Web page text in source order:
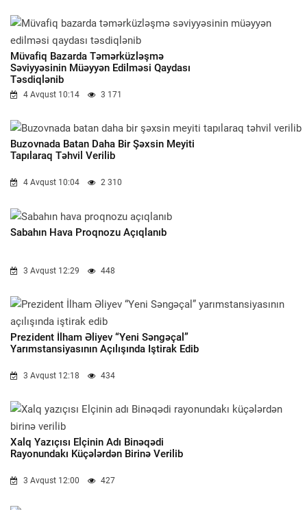
Müvafiq Bazarda Təmərküzləşmə
Səviyyəsinin Müəyyən Edilməsi Qaydası
Təsdiqlənib
4 Avqust 10:14 3 171
Buzovnada Batan Daha Bir Şəxsin Meyiti
Tapılaraq Təhvil Verilib
4 Avqust 10:04 2 310
Sabahın Hava Proqnozu Açıqlanıb
3 Avqust 12:29 448
Prezident İlham Əliyev “Yeni Səngəçal”
Yarımstansiyasının Açılışında Iştirak Edib
3 Avqust 12:18 434
Xalq Yazıçısı Elçinin Adı Binəqədi
Rayonundakı Küçələrdən Birinə Verilib
3 Avqust 12:00 427